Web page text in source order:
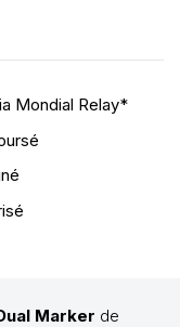
Mondial Relay*
Marker de